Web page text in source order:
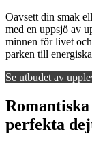
Oavsett din smak
med en uppsjö av
minnen för livet
parken till
Se utbudet av
perfekta